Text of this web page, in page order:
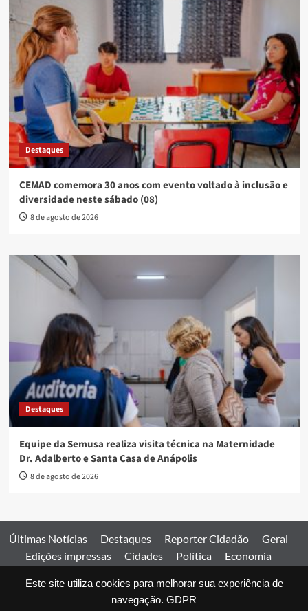
Este site utiliza cookies para melhorar sua experiência de
navegação. GDPR
Destaques
CEMAD comemora 30 anos com evento voltado à inclusão e
diversidade neste sábado (08)
8 de agosto de 2026
Destaques
Equipe da Semusa realiza visita técnica na Maternidade
Dr. Adalberto e Santa Casa de Anápolis
8 de agosto de 2026
Últimas Notícias Destaques Reporter Cidadão
Geral
Edições impressas
Cidades Política
Economia
Comercial
Edições impressas Expediente Home